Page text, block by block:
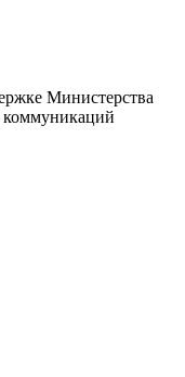
Министерства
коммуникаций